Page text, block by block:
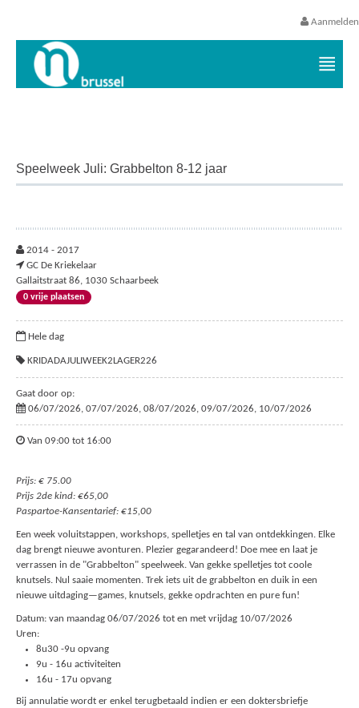
Aanmelden
Speelweek Juli: Grabbelton 8-12 jaar
2014 - 2017
GC De Kriekelaar
Gallaitstraat 86, 1030 Schaarbeek
0 vrije plaatsen
Hele dag
KRIDADAJULIWEEK2LAGER226
Gaat door op:
06/07/2026, 07/07/2026, 08/07/2026, 09/07/2026, 10/07/2026
Van 09:00 tot 16:00
Prijs: € 75.00
Prijs 2de kind: €65,00
Paspartoe-Kansentarief: €15,00
Een week voluitstappen, workshops, spelletjes en tal van ontdekkingen. Elke
dag brengt nieuwe avonturen. Plezier gegarandeerd! Doe mee en laat je
verrassen in de "Grabbelton" speelweek. Van gekke spelletjes tot coole
knutsels. Nul saaie momenten. Trek iets uit de grabbelton en duik in een
nieuwe uitdaging—games, knutsels, gekke opdrachten en pure fun!
Datum: van maandag 06/07/2026 tot en met vrijdag 10/07/2026
Uren:
8u30 -9u opvang
9u - 16u activiteiten
16u - 17u opvang
Bij annulatie wordt er enkel terugbetaald indien er een doktersbriefje